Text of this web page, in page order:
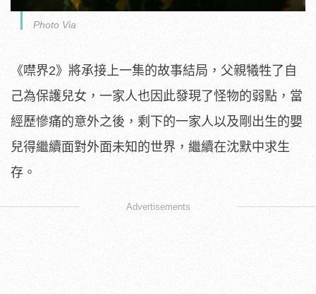
Photo Via
《噤界2》將承接上一集的故事結局，父親犧牲了自
己為保護兒女，一家人也因此發現了怪物的弱點，當
經歷慘痛的意外之後，剩下的一家人以及剛出生的嬰
兒得繼續面對外面未知的世界，繼續在沈默中求生
存。
Advertisements